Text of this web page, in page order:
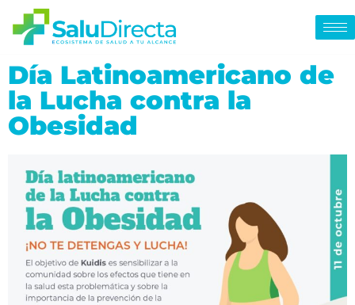
Día Latinoamericano de
la Lucha contra la
Obesidad